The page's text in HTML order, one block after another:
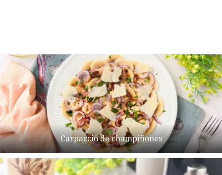
Carpaccio de champiñones